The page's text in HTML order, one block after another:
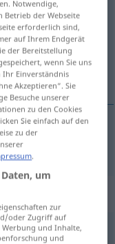
antippen)
Notwendige,
Betrieb der Webseite
erforderlich sind,
auf Ihrem Endgerät
der Bereitstellung
wenn Sie uns
Ihr Einverständnis
Akzeptieren“. Sie
Besuche unserer
zu den Cookies
Sie einfach auf den
zu der
.
um
zur
oder Zugriff auf
und Inhalte,
und